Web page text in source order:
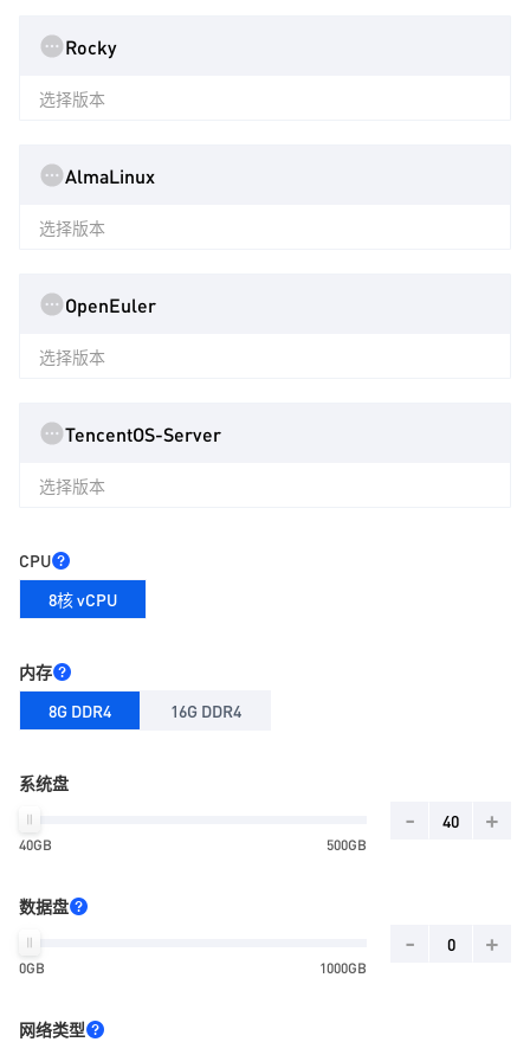
Rocky
选择版本
AlmaLinux
选择版本
OpenEuler
选择版本
TencentOS-Server
选择版本
CPU
8核 vCPU
内存
8G DDR4
16G DDR4
系统盘
40GB 500GB
- +
数据盘
0GB 1000GB
- +
网络类型